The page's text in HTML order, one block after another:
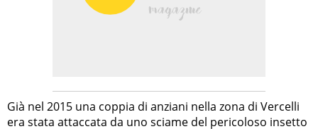
Già nel 2015 una coppia di anziani nella zona di Vercelli
era stata attaccata da uno sciame del pericoloso insetto